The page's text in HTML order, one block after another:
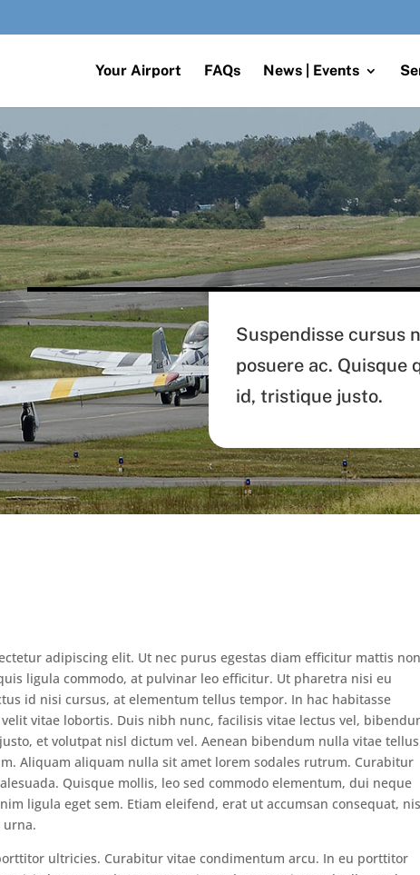
Your Airport FAQs News | Events
Suspendisse cursus
posuere ac. Quisque
id, tristique justo.
adipiscing elit. Ut nec purus egestas diam efficitur mattis non
ligula commodo, at pulvinar leo efficitur. Ut pharetra nisi eu
id nisi cursus, at elementum tellus tempor. In hac habitasse
vitae lobortis. Duis nibh nunc, facilisis vitae lectus vel,
et volutpat nisl dictum vel. Aenean bibendum nulla vitae tellus
Aliquam aliquam nulla sit amet lorem sodales rutrum. Curabitur
Quisque mollis, leo sed commodo elementum, dui neque
ligula eget sem. Etiam eleifend, erat ut accumsan consequat,
urna.
ultricies. Curabitur vitae condimentum arcu. In eu porttitor